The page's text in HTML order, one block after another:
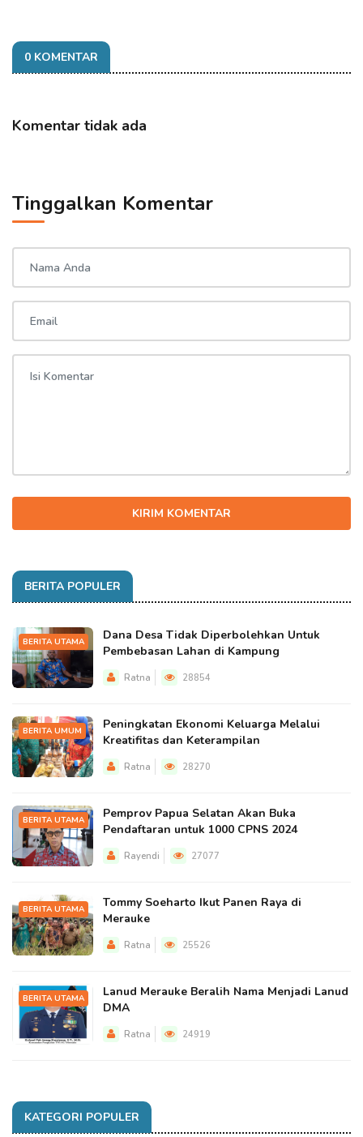
0 KOMENTAR
Komentar tidak ada
Tinggalkan Komentar
KIRIM KOMENTAR
BERITA POPULER
BERITA UTAMA
Dana Desa Tidak Diperbolehkan Untuk
Pembebasan Lahan di Kampung
Ratna 28854
BERITA UMUM
Peningkatan Ekonomi Keluarga Melalui
Kreatifitas dan Keterampilan
Ratna 28270
BERITA UTAMA
Pemprov Papua Selatan Akan Buka
Pendaftaran untuk 1000 CPNS 2024
Rayendi 27077
BERITA UTAMA
Tommy Soeharto Ikut Panen Raya di
Merauke
Ratna 25526
BERITA UTAMA
Lanud Merauke Beralih Nama Menjadi Lanud
DMA
Ratna 24919
KATEGORI POPULER